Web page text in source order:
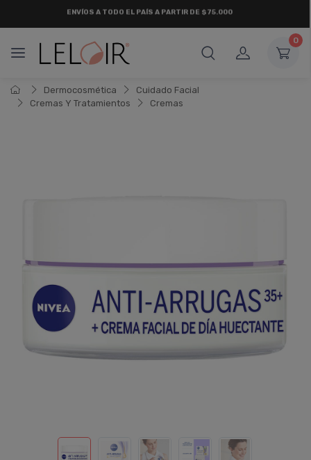
0
Dermocosmética
Cuidado Facial
Cremas Y Tratamientos
Cremas